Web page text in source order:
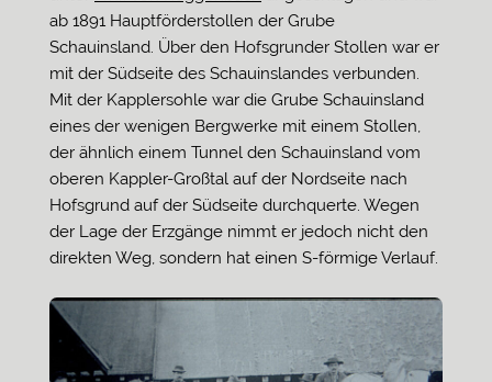
ab 1891 Hauptförderstollen der Grube
Schauinsland. Über den Hofsgrunder Stollen war er
mit der Südseite des Schauinslandes verbunden.
Mit der Kapplersohle war die Grube Schauinsland
eines der wenigen Bergwerke mit einem Stollen,
der ähnlich einem Tunnel den Schauinsland vom
oberen Kappler-Großtal auf der Nordseite nach
Hofsgrund auf der Südseite durchquerte. Wegen
der Lage der Erzgänge nimmt er jedoch nicht den
direkten Weg, sondern hat einen S-förmige Verlauf.